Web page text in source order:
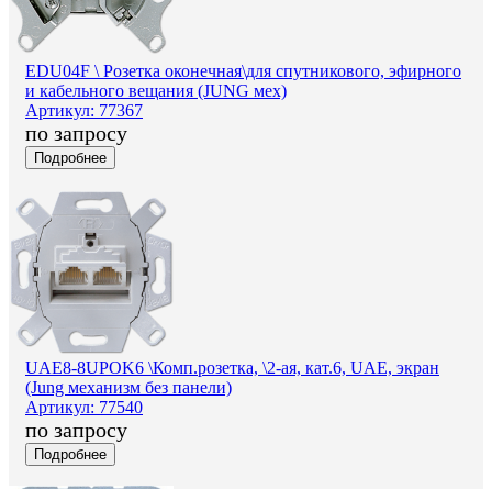
EDU04F \ Розетка оконечная\для спутникового, эфирного
и кабельного вещания (JUNG мех)
Артикул: 77367
по запросу
Подробнее
UAE8-8UPOK6 \Комп.розетка, \2-ая, кат.6, UAE, экран
(Jung механизм без панели)
Артикул: 77540
по запросу
Подробнее